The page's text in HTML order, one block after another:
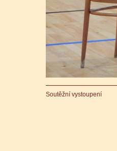
Soutěžní vystoupení